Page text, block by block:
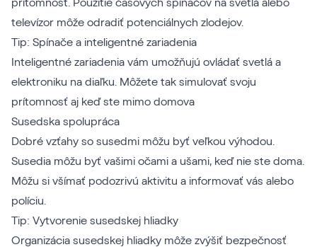
prítomnosť. Použitie časových spínačov na svetlá alebo
televízor môže odradiť potenciálnych zlodejov.
Tip: Spínače a inteligentné zariadenia
Inteligentné zariadenia vám umožňujú ovládať svetlá a
elektroniku na diaľku. Môžete tak simulovať svoju
prítomnosť aj keď ste mimo domova
Susedska spolupráca
Dobré vzťahy so susedmi môžu byť veľkou výhodou.
Susedia môžu byť vašimi očami a ušami, keď nie ste doma.
Môžu si všímať podozrivú aktivitu a informovať vás alebo
políciu.
Tip: Vytvorenie susedskej hliadky
Organizácia susedskej hliadky môže zvýšiť bezpečnosť